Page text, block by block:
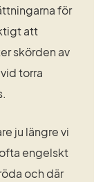
för
att
skörden av
torra
ju längre vi
engelskt
och där